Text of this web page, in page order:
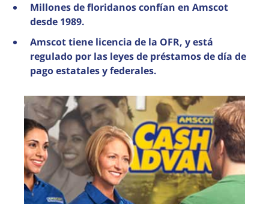
Millones de floridanos confían en Amscot
desde 1989.
Amscot tiene licencia de la OFR, y está
regulado por las leyes de préstamos de día de
pago estatales y federales.